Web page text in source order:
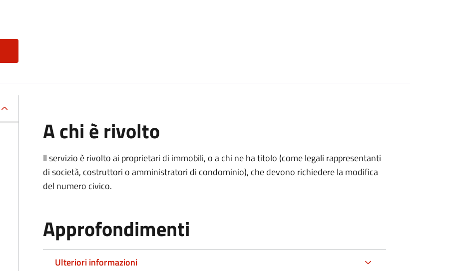
A chi è rivolto
Il servizio è rivolto ai proprietari di immobili, o a chi ne ha titolo (come legali rappresentanti
di società, costruttori o amministratori di condominio), che devono richiedere la modifica
del numero civico.
Approfondimenti
Ulteriori informazioni